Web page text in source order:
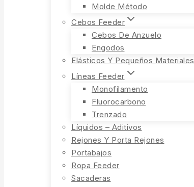
Molde Método
Cebos Feeder
Cebos De Anzuelo
Engodos
Elásticos Y Pequeños Materiales
Líneas Feeder
Monofilamento
Fluorocarbono
Trenzado
Líquidos – Aditivos
Rejones Y Porta Rejones
Portabajos
Ropa Feeder
Sacaderas